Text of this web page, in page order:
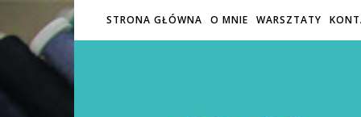
STRONA GŁÓWNA O MNIE WARSZTATY